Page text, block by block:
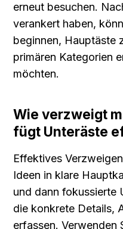
erneut besuchen.
verankert haben,
beginnen, Hauptäste
primären Kategorien
möchten.
Wie verzweigt
fügt Unteräste
Effektives
Ideen in klare
und dann fokussierte
die konkrete Details,
erfassen. Verwenden